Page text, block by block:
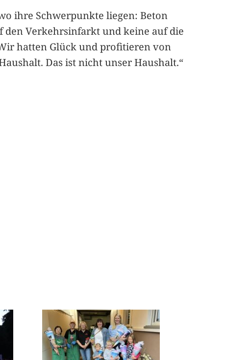
ihre Schwerpunkte liegen: Beton
den Verkehrsinfarkt und keine auf die
hatten Glück und profitieren von
Das ist nicht unser Haushalt.“